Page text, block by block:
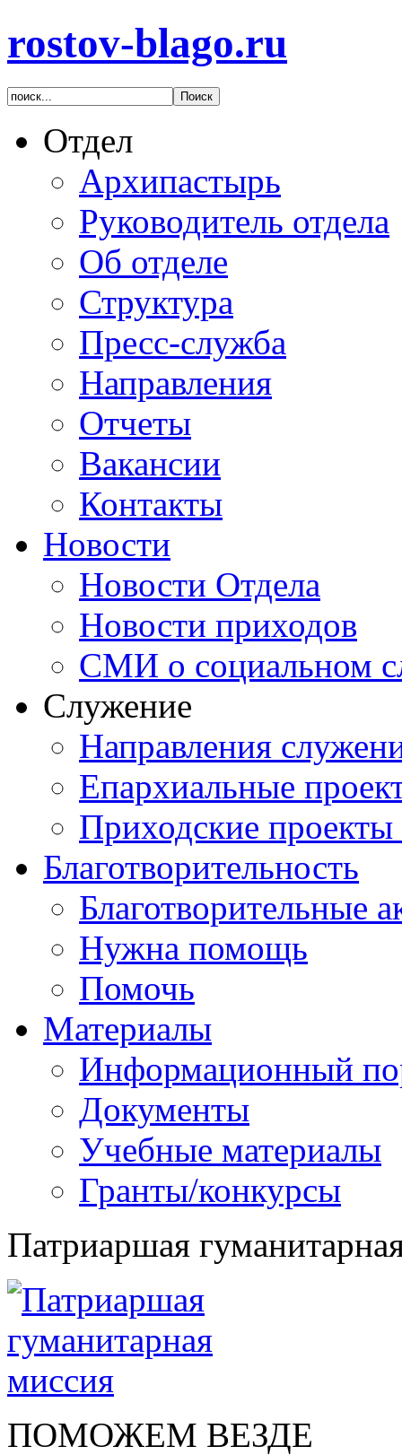
rostov-blago.ru
Отдел
Архипастырь
Руководитель отдела
Об отделе
Структура
Пресс-служба
Направления
Отчеты
Вакансии
Контакты
Новости
Новости Отдела
Новости приходов
СМИ о социальном
Служение
Направления
Епархиальные
Приходские
Благотворительность
Благотворительные
Нужна помощь
Помочь
Материалы
Информационный
Документы
Учебные материалы
Гранты/конкурсы
Патриаршая
ПОМОЖЕМ ВЕЗДЕ